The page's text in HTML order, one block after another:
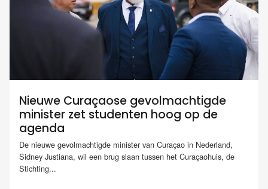
Nieuwe Curaçaose gevolmachtigde
minister zet studenten hoog op de
agenda
De nieuwe gevolmachtigde minister van Curaçao in Nederland,
Sidney Justiana, wil een brug slaan tussen het Curaçaohuis, de
Stichting...